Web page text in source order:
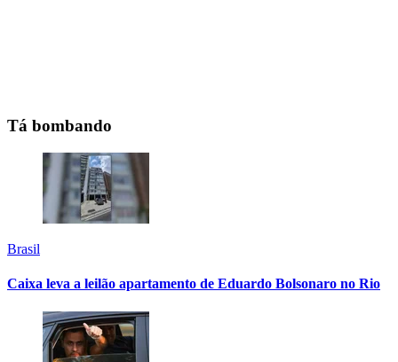
Tá bombando
Brasil
Caixa leva a leilão apartamento de Eduardo Bolsonaro no Rio